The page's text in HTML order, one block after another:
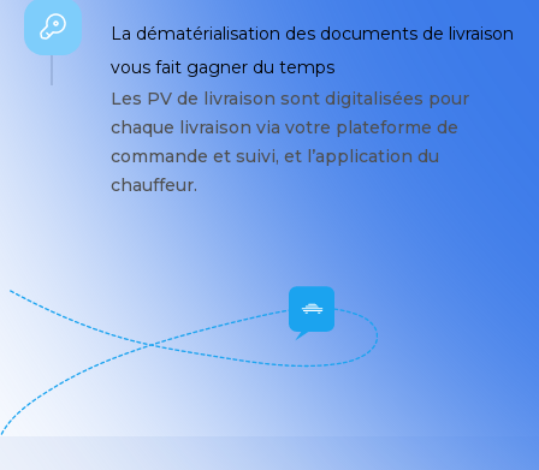
La dématérialisation des documents de livraison
vous fait gagner du temps
Les PV de livraison sont digitalisées pour
chaque livraison via votre plateforme de
commande et suivi, et l’application du
chauffeur.